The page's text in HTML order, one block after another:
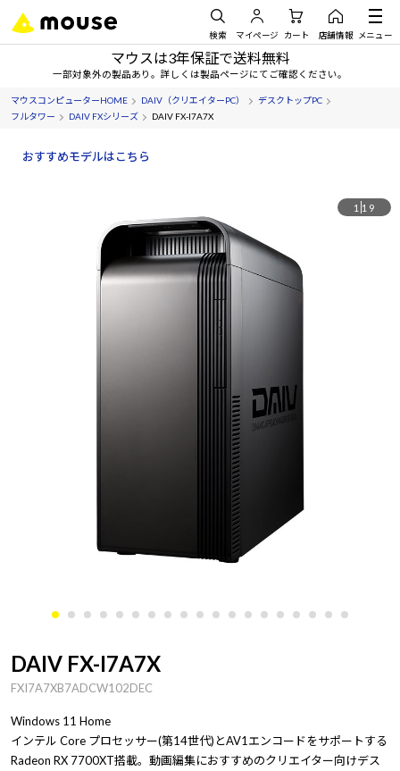
検索 マイページ カート 店舗情報 メニュー
マウスは3年保証で送料無料
一部対象外の製品あり。詳しくは製品ページにてご確認ください。
マウスコンピューターHOME DAIV（クリエイターPC）
デスクトップPC
フルタワー
DAIV FXシリーズ DAIV FX-I7A7X
おすすめモデルはこちら
1 19
DAIV FX-I7A7X
FXI7A7XB7ADCW102DEC
Windows 11 Home
インテル Core プロセッサー(第14世代)とAV1エンコードをサポートする
Radeon RX 7700XT搭載。動画編集におすすめのクリエイター向けデス